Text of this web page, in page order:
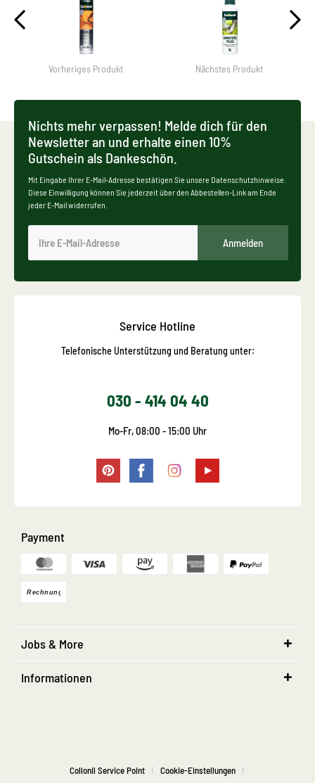
Vorheriges Produkt Nächstes Produkt
Nichts mehr verpassen! Melde dich für den
Newsletter an und erhalte einen 10%
Gutschein als Dankeschön.
Mit Eingabe Ihrer E-Mail-Adresse bestätigen Sie unsere Datenschutzhinweise.
Diese Einwilligung können Sie jederzeit über den Abbestellen-Link am Ende
jeder E-Mail widerrufen.
Anmelden
Service Hotline
Telefonische Unterstützung und Beratung unter:
030 - 414 04 40
Mo-Fr, 08:00 - 15:00 Uhr
Payment
Jobs & More
Informationen
Collonil Service Point Cookie-Einstellungen